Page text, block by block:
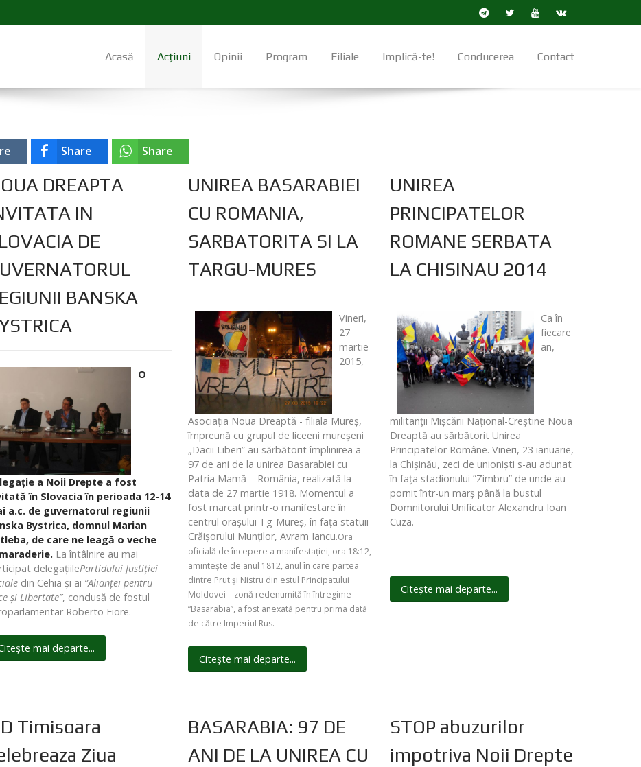
Acasă Acțiuni Opinii Program Filiale Implică-te! Conducerea Contact
Share Share
DREAPTA
IN
DE
BANSKA
O
a Noii Drepte a fost
în Slovacia în perioada 12-14
a.c. de guvernatorul regiunii
Bystrica, domnul Marian
de care ne leagă o veche
La întâlnire au mai
delegaţiilePartidului Justiţiei
din Cehia şi ai ”Alianţei pentru
şi Libertate”, condusă de fostul
Roberto Fiore.
mai departe...
UNIREA BASARABIEI
CU ROMANIA,
SARBATORITA SI LA
TARGU-MURES
Vineri,
27
martie
2015,
Asociația Noua Dreaptă - filiala Mureș,
împreună cu grupul de liceeni mureşeni
„Dacii Liberi” au sărbătorit împlinirea a
97 de ani de la unirea Basarabiei cu
Patria Mamă – România, realizată la
data de 27 martie 1918. Momentul a
fost marcat printr-o manifestare în
centrul orașului Tg-Mureş, în fața statuii
Crăișorului Munților, Avram Iancu.Ora
oficială de începere a manifestaţiei, ora 18:12,
aminteşte de anul 1812, anul în care partea
dintre Prut şi Nistru din estul Principatului
Moldovei – zonă redenumită în întregime
“Basarabia”, a fost anexată pentru prima dată
de către Imperiul Rus.
Citește mai departe...
UNIREA
PRINCIPATELOR
ROMANE SERBATA
LA CHISINAU 2014
Ca în
fiecare
an,
militanții Mișcării Național-Creștine Noua
Dreaptă au sărbătorit Unirea
Principatelor Române. Vineri, 23 ianuarie,
la Chișinău, zeci de unioniști s-au adunat
în fața stadionului ”Zimbru” de unde au
pornit într-un marș până la bustul
Domnitorului Unificator Alexandru Ioan
Cuza.
Citește mai departe...
Timisoara
Ziua
BASARABIA: 97 DE
ANI DE LA UNIREA CU
STOP abuzurilor
impotriva Noii Drepte